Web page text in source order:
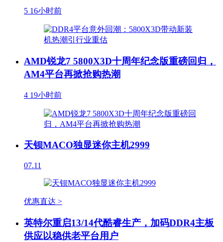
5 16小时前
AMD锐龙7 5800X3D十周年纪念版重磅回归，
AM4平台再掀抢购热潮
4 19小时前
天钡MACO独显迷你主机2999
07.11
优惠直达 >
英特尔重启13/14代酷睿生产，加码DDR4主板
供应以稳供老平台用户